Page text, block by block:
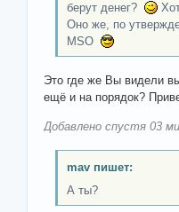
берут денег?
Оно же, по
MSO
Это где же Вы видели
ещё и на порядок?
Добавлено спустя 03
mav пишет:
А ты?